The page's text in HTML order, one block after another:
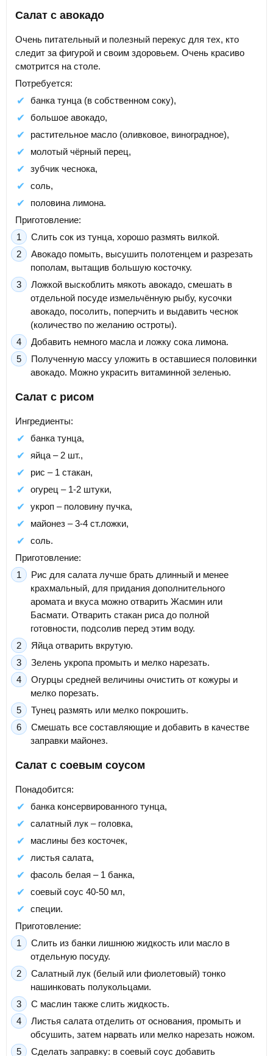
Салат с авокадо
Очень питательный и полезный перекус для тех, кто
следит за фигурой и своим здоровьем. Очень красиво
смотрится на столе.
Потребуется:
банка тунца (в собственном соку),
большое авокадо,
растительное масло (оливковое, виноградное),
молотый чёрный перец,
зубчик чеснока,
соль,
половина лимона.
Приготовление:
Слить сок из тунца, хорошо размять вилкой.
Авокадо помыть, высушить полотенцем и разрезать
пополам, вытащив большую косточку.
Ложкой выскоблить мякоть авокадо, смешать в
отдельной посуде измельчённую рыбу, кусочки
авокадо, посолить, поперчить и выдавить чеснок
(количество по желанию остроты).
Добавить немного масла и ложку сока лимона.
Полученную массу уложить в оставшиеся половинки
авокадо. Можно украсить витаминной зеленью.
Салат с рисом
Ингредиенты:
банка тунца,
яйца – 2 шт.,
рис – 1 стакан,
огурец – 1-2 штуки,
укроп – половину пучка,
майонез – 3-4 ст.ложки,
соль.
Приготовление:
Рис для салата лучше брать длинный и менее
крахмальный, для придания дополнительного
аромата и вкуса можно отварить Жасмин или
Басмати. Отварить стакан риса до полной
готовности, подсолив перед этим воду.
Яйца отварить вкрутую.
Зелень укропа промыть и мелко нарезать.
Огурцы средней величины очистить от кожуры и
мелко порезать.
Тунец размять или мелко покрошить.
Смешать все составляющие и добавить в качестве
заправки майонез.
Салат с соевым соусом
Понадобится:
банка консервированного тунца,
салатный лук – головка,
маслины без косточек,
листья салата,
фасоль белая – 1 банка,
соевый соус 40-50 мл,
специи.
Приготовление:
Слить из банки лишнюю жидкость или масло в
отдельную посуду.
Салатный лук (белый или фиолетовый) тонко
нашинковать полукольцами.
С маслин также слить жидкость.
Листья салата отделить от основания, промыть и
обсушить, затем нарвать или мелко нарезать ножом.
Сделать заправку: в соевый соус добавить